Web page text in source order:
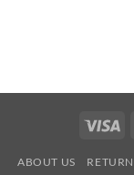
ABOUT US